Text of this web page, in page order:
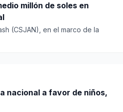
millón de soles en
(CSJAN), en el marco de la
nacional a favor de niños,